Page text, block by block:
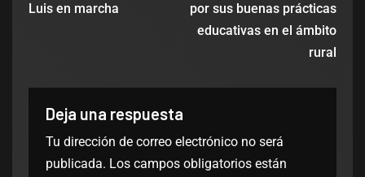
Luis en marcha
por sus buenas prácticas
educativas en el ámbito
rural
Deja una respuesta
Tu dirección de correo electrónico no será
publicada. Los campos obligatorios están